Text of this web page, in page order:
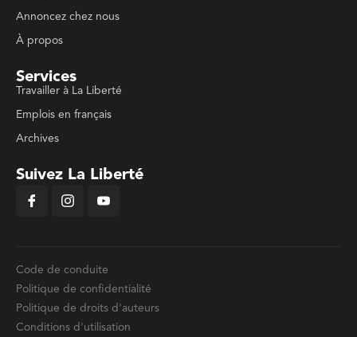
Annoncez chez nous
À propos
Services
Travailler à La Liberté
Emplois en français
Archives
Suivez La Liberté
Code de conduite
Politique de confidentialité
Politique de droits d'auteurs
Conditions d'utilisation